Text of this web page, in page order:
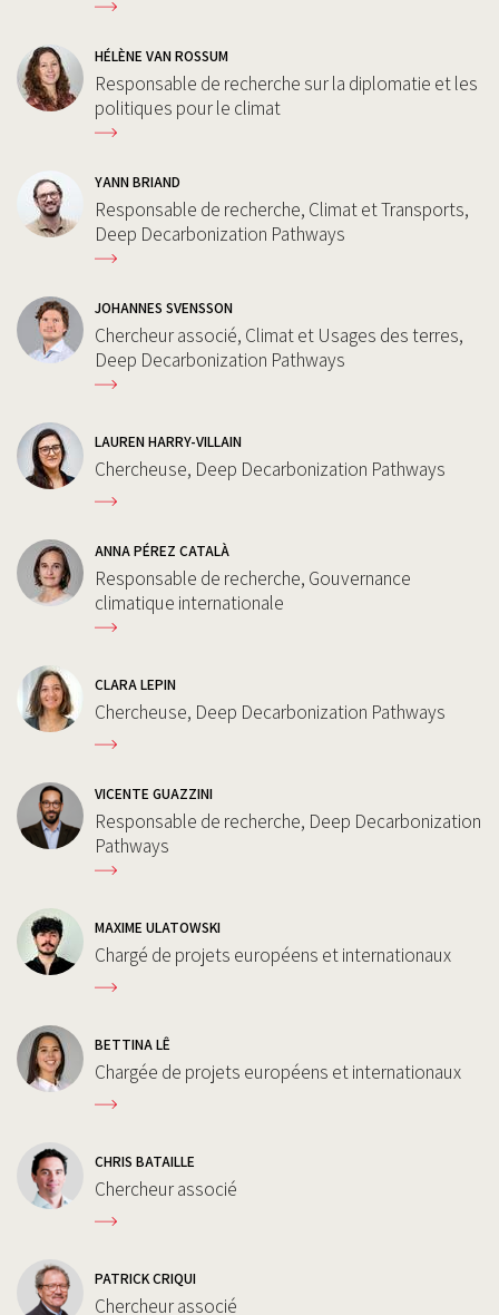
HÉLÈNE VAN ROSSUM
Responsable de recherche sur la diplomatie et les
politiques pour le climat
YANN BRIAND
Responsable de recherche, Climat et Transports,
Deep Decarbonization Pathways
JOHANNES SVENSSON
Chercheur associé, Climat et Usages des terres,
Deep Decarbonization Pathways
LAUREN HARRY-VILLAIN
Chercheuse, Deep Decarbonization Pathways
ANNA PÉREZ CATALÀ
Responsable de recherche, Gouvernance
climatique internationale
CLARA LEPIN
Chercheuse, Deep Decarbonization Pathways
VICENTE GUAZZINI
Responsable de recherche, Deep Decarbonization
Pathways
MAXIME ULATOWSKI
Chargé de projets européens et internationaux
BETTINA LÊ
Chargée de projets européens et internationaux
CHRIS BATAILLE
Chercheur associé
PATRICK CRIQUI
Chercheur associé